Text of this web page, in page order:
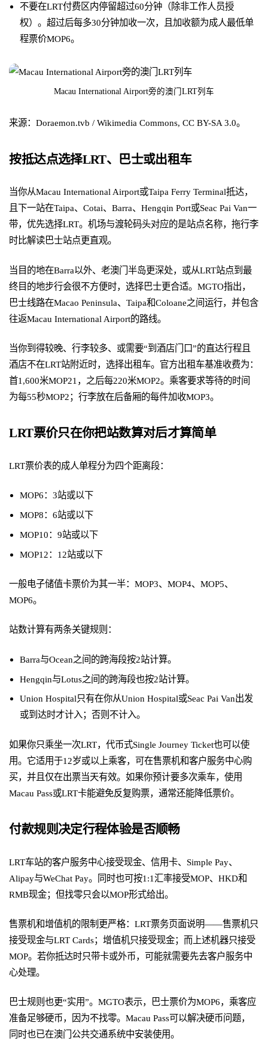
不要在LRT付费区内停留超过60分钟（除非工作人员授
权）。超过后每多30分钟加收一次，且加收额为成人最低单
程票价MOP6。
Macau International Airport旁的澳门LRT列车
来源：Doraemon.tvb / Wikimedia Commons, CC BY-SA 3.0。
按抵达点选择LRT、巴士或出租车
当你从Macau International Airport或Taipa Ferry Terminal抵达，
且下一站在Taipa、Cotai、Barra、Hengqin Port或Seac Pai Van一
带，优先选择LRT。机场与渡轮码头对应的是站点名称，拖行李
时比解读巴士站点更直观。
当目的地在Barra以外、老澳门半岛更深处，或从LRT站点到最
终目的地步行会很不方便时，选择巴士更合适。MGTO指出，
巴士线路在Macao Peninsula、Taipa和Coloane之间运行，并包含
往返Macau International Airport的路线。
当你到得较晚、行李较多、或需要“到酒店门口”的直达行程且
酒店不在LRT站附近时，选择出租车。官方出租车基准收费为：
首1,600米MOP21，之后每220米MOP2。乘客要求等待的时间
为每55秒MOP2；行李放在后备厢的每件加收MOP3。
LRT票价只在你把站数算对后才算简单
LRT票价表的成人单程分为四个距离段：
MOP6：3站或以下
MOP8：6站或以下
MOP10：9站或以下
MOP12：12站或以下
一般电子储值卡票价为其一半：MOP3、MOP4、MOP5、
MOP6。
站数计算有两条关键规则：
Barra与Ocean之间的跨海段按2站计算。
Hengqin与Lotus之间的跨海段也按2站计算。
Union Hospital只有在你从Union Hospital或Seac Pai Van出发
或到达时才计入；否则不计入。
如果你只乘坐一次LRT，代币式Single Journey Ticket也可以使
用。它适用于12岁或以上乘客，可在售票机和客户服务中心购
买，并且仅在出票当天有效。如果你预计要多次乘车，使用
Macau Pass或LRT卡能避免反复购票，通常还能降低票价。
付款规则决定行程体验是否顺畅
LRT车站的客户服务中心接受现金、信用卡、Simple Pay、
Alipay与WeChat Pay。同时也可按1:1汇率接受MOP、HKD和
RMB现金；但找零只会以MOP形式给出。
售票机和增值机的限制更严格：LRT票务页面说明——售票机只
接受现金与LRT Cards；增值机只接受现金；而上述机器只接受
MOP。若你抵达时只带卡或外币，可能就需要先去客户服务中
心处理。
巴士规则也更“实用”。MGTO表示，巴士票价为MOP6，乘客应
准备足够硬币，因为不找零。Macau Pass可以解决硬币问题，
同时也已在澳门公共交通系统中安装使用。